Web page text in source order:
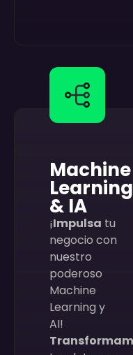
Machine
Learning
& IA
¡Impulsa tu
negocio con
nuestro
poderoso
Machine
Learning y
AI!